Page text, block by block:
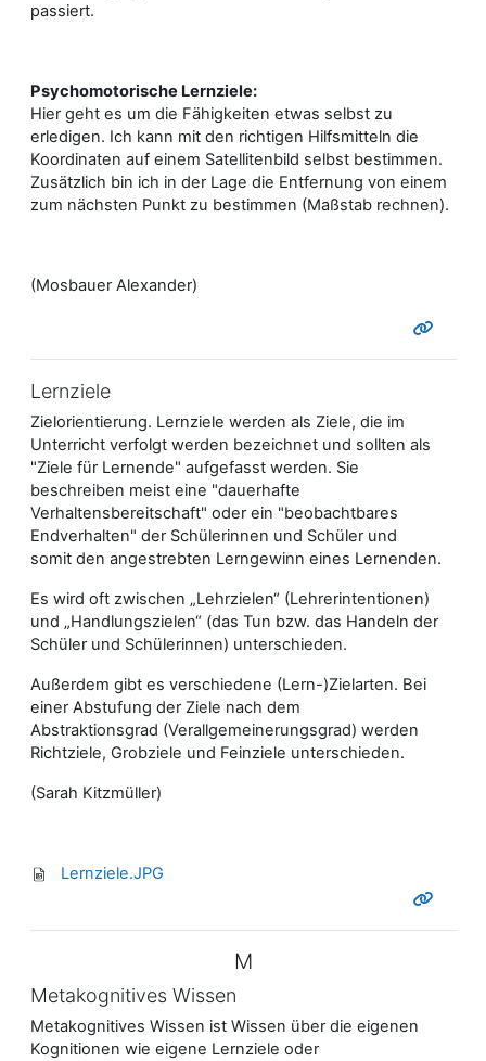
passiert.
Psychomotorische Lernziele:
Hier geht es um die Fähigkeiten etwas selbst zu
erledigen. Ich kann mit den richtigen Hilfsmitteln die
Koordinaten auf einem Satellitenbild selbst bestimmen.
Zusätzlich bin ich in der Lage die Entfernung von einem
zum nächsten Punkt zu bestimmen (Maßstab rechnen).
(Mosbauer Alexander)
Lernziele
Zielorientierung. Lernziele werden als Ziele, die im
Unterricht verfolgt werden bezeichnet und sollten als
"Ziele für Lernende" aufgefasst werden. Sie
beschreiben meist eine "dauerhafte
Verhaltensbereitschaft" oder ein "beobachtbares
Endverhalten" der Schülerinnen und Schüler und
somit den angestrebten Lerngewinn eines Lernenden.
Es wird oft zwischen „Lehrzielen“ (Lehrerintentionen)
und „Handlungszielen“ (das Tun bzw. das Handeln der
Schüler und Schülerinnen) unterschieden.
Außerdem gibt es verschiedene (Lern-)Zielarten. Bei
einer Abstufung der Ziele nach dem
Abstraktionsgrad (Verallgemeinerungsgrad) werden
Richtziele, Grobziele und Feinziele unterschieden.
(Sarah Kitzmüller)
Lernziele.JPG
M
Metakognitives Wissen
Metakognitives Wissen ist Wissen über die eigenen
Kognitionen wie eigene Lernziele oder